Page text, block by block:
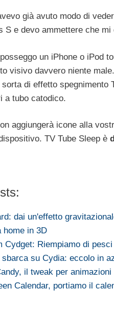
già avuto modo di
S e devo ammettere che
un iPhone o iPod
visivo davvero niente
di effetto spegnimento
a tubo catodico.
aggiungerà icone alla
TV Tube Sleep è
dai un'effetto
home in 3D
Cydget: Riempiamo di
sbarca su Cydia: eccolo in
il tweak per
Calendar, portiamo il